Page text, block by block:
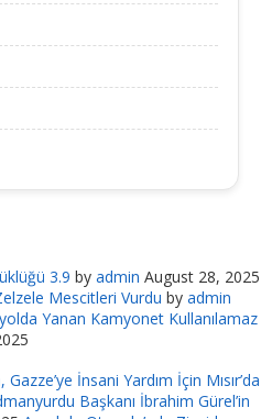
3.9 by admin August 28, 2025
Mescitleri Vurdu by admin
Yanan Kamyonet Kullanılamaz
İnsani Yardım İçin Mısır’da
Başkanı İbrahim Gürel’in